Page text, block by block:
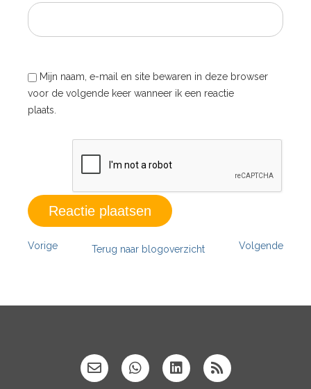
Mijn naam, e-mail en site bewaren in deze browser
voor de volgende keer wanneer ik een reactie
plaats.
Vorige Terug naar blogoverzicht Volgende